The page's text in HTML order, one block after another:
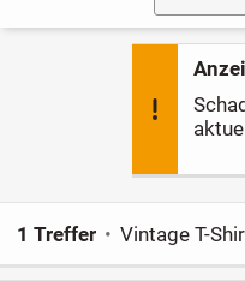
1 Treffer Vintage T-